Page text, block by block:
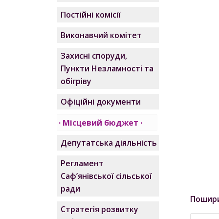
Постійні комісії
Виконавчий комітет
Захисні споруди,
Пункти Незламності та
обігріву
Офіційні документи
Місцевий бюджет
Депутатська діяльність
Регламент
Саф’янівської сільської
ради
Стратегія розвитку